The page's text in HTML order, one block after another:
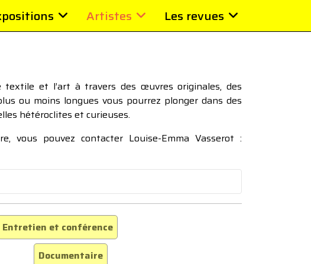
Artistes Les revues
et l’art à travers des œuvres originales, des
ou moins longues vous pourrez plonger dans des
hétéroclites et curieuses.
vous pouvez contacter Louise-Emma Vasserot :
Entretien et conférence
Documentaire